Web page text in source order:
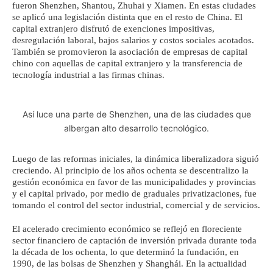
fueron Shenzhen, Shantou, Zhuhai y Xiamen. En estas ciudades
se aplicó una legislación distinta que en el resto de China. El
capital extranjero disfrutó de exenciones impositivas,
desregulación laboral, bajos salarios y costos sociales acotados.
También se promovieron la asociación de empresas de capital
chino con aquellas de capital extranjero y la transferencia de
tecnología industrial a las firmas chinas.
Así luce una parte de Shenzhen, una de las ciudades que
albergan alto desarrollo tecnológico.
Luego de las reformas iniciales, la dinámica liberalizadora siguió
creciendo. Al principio de los años ochenta se descentralizo la
gestión económica en favor de las municipalidades y provincias
y el capital privado, por medio de graduales privatizaciones, fue
tomando el control del sector industrial, comercial y de servicios.
El acelerado crecimiento económico se reflejó en floreciente
sector financiero de captación de inversión privada durante toda
la década de los ochenta, lo que determinó la fundación, en
1990, de las bolsas de Shenzhen y Shanghái. En la actualidad